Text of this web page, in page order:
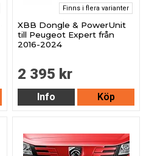
Finns i flera varianter
XBB Dongle & PowerUnit
till Peugeot Expert från
2016-2024
2 395 kr
Info Köp